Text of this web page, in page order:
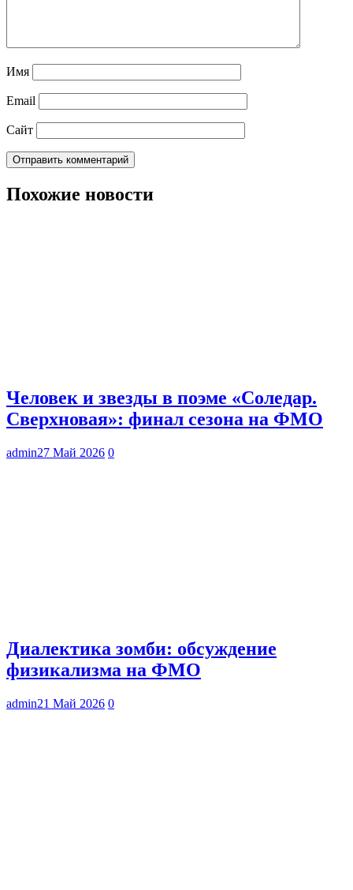
Имя
Email
Сайт
Похожие новости
Человек и звезды в поэме «Соледар.
Сверхновая»: финал сезона на ФМО
admin27 Май 2026 0
Диалектика зомби: обсуждение
физикализма на ФМО
admin21 Май 2026 0